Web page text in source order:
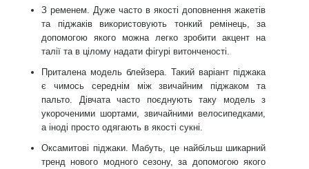
З ременем.
Дуже часто в якості доповнення жакетів
та піджаків використовують тонкий ремінець, за
допомогою якого можна легко зробити акцент на
талії та в цілому надати фігурі витонченості.
Приталена модель блейзера.
Такий варіант піджака
є чимось середнім між звичайним піджаком та
пальто. Дівчата часто поєднують таку модель з
укороченими шортами, звичайними велосипедками,
а іноді просто одягають в якості сукні.
Оксамитові піджаки.
Мабуть, це найбільш шикарний
тренд нового модного сезону, за допомогою якого